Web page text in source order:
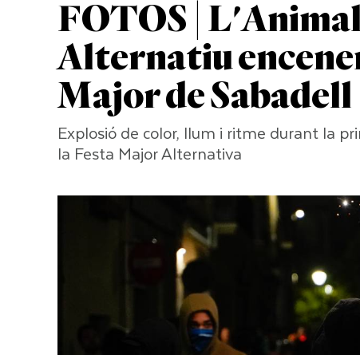
FOTOS |
Alternatiu
Major de Sabadell
Explosió de color, llum i ritme durant la
la Festa Major Alternativa